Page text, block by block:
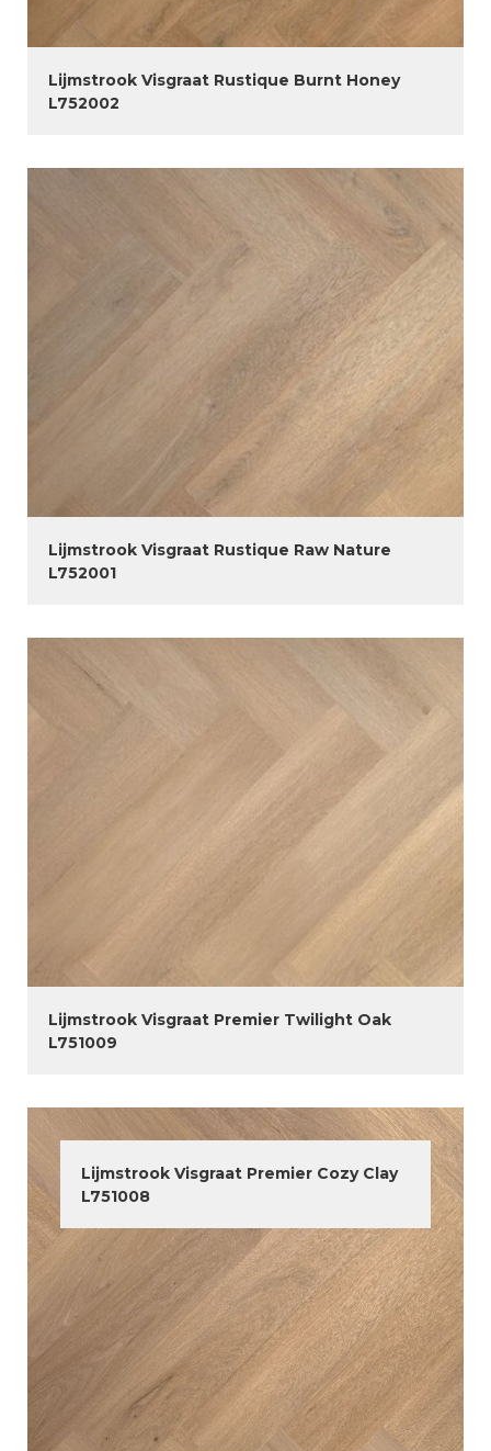
Lijmstrook Visgraat Rustique Burnt Honey
L752002
Lijmstrook Visgraat Rustique Raw Nature
L752001
Lijmstrook Visgraat Premier Twilight Oak
L751009
Lijmstrook Visgraat Premier Cozy Clay
L751008